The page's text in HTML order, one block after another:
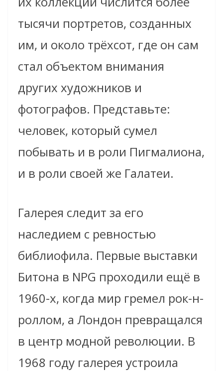
тысячи портретов, созданных
им, и около трёхсот, где он сам
стал объектом внимания
других художников и
фотографов. Представьте:
человек, который сумел
побывать и в роли Пигмалиона,
и в роли своей же Галатеи.
Галерея следит за его
наследием с ревностью
библиофила. Первые выставки
Битона в NPG проходили ещё в
1960-х, когда мир гремел рок-н-
роллом, а Лондон превращался
в центр модной революции. В
1968 году галерея устроила